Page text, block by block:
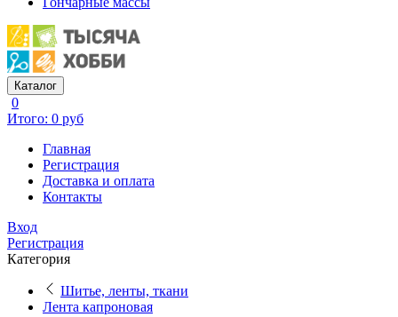
Каталог
0
Итого: 0 руб
Главная
Регистрация
Доставка и оплата
Контакты
Вход
Регистрация
Категория
Шитье, ленты, ткани
Лента капроновая